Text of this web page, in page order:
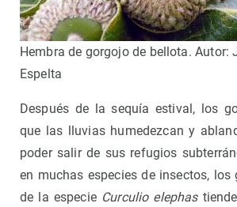
Hembra de gorgojo de bellota. Autor:
Espelta
Después de la sequía estival, los
que las lluvias humedezcan y
poder salir de sus refugios
en muchas especies de insectos,
de la especie Curculio elephas